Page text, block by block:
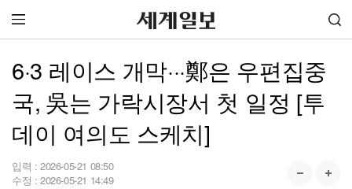
6·3 레이스 개막···鄭은 우편집중
국, 吳는 가락시장서 첫 일정 [투
데이 여의도 스케치]
입력 : 2026-05-21 08:50
수정 : 2026-05-21 14:49